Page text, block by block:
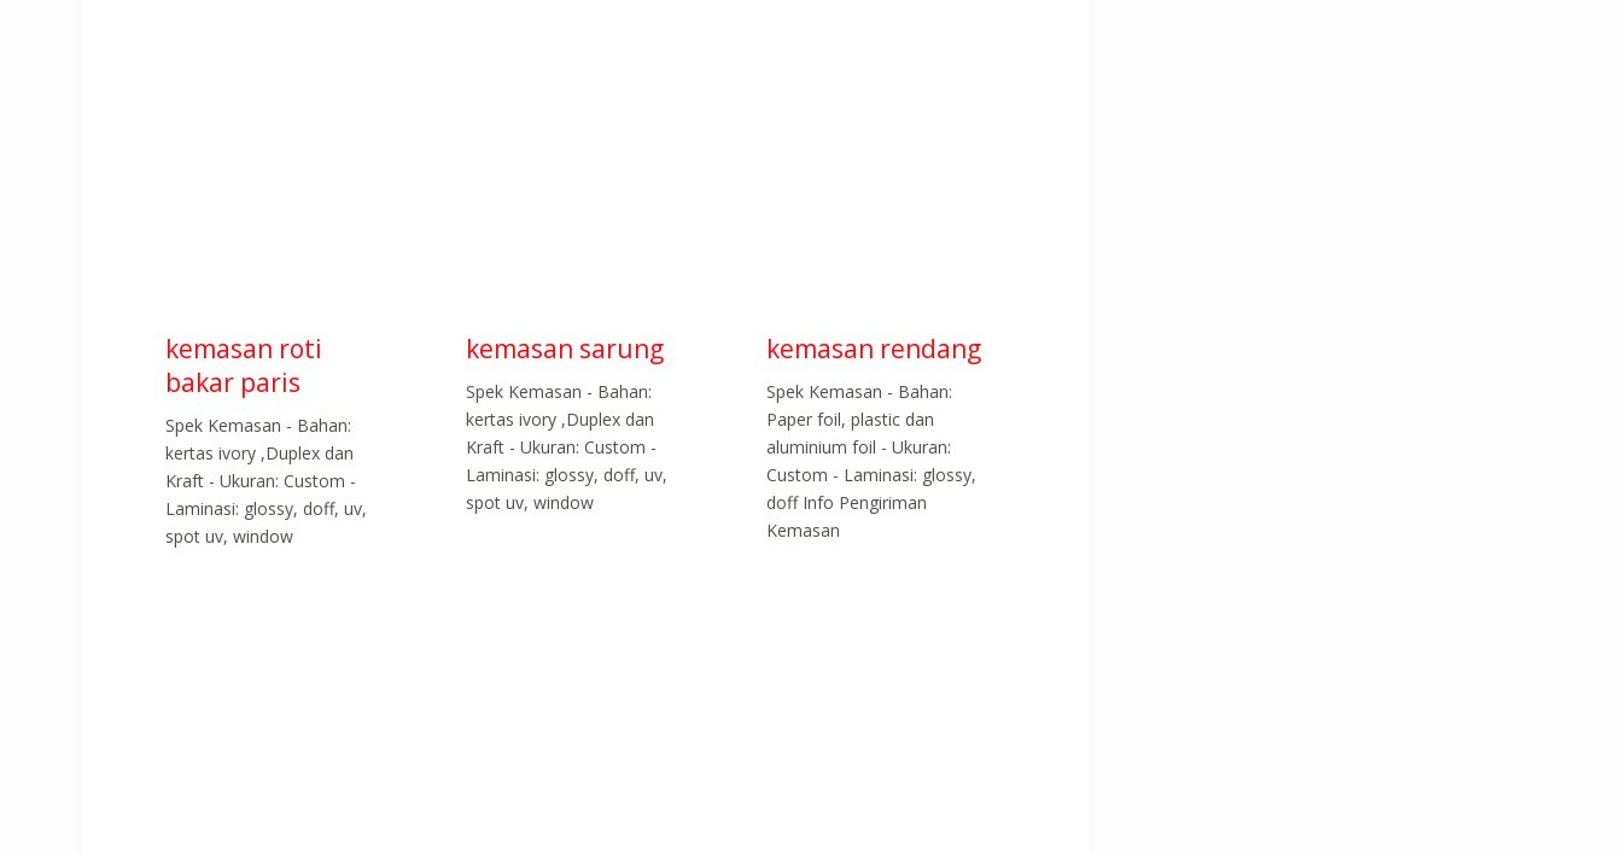
kemasan roti
bakar paris
Spek Kemasan - Bahan:
kertas ivory ,Duplex dan
Kraft - Ukuran: Custom -
Laminasi: glossy, doff, uv,
spot uv, window
kemasan sarung
Spek Kemasan - Bahan:
kertas ivory ,Duplex dan
Kraft - Ukuran: Custom -
Laminasi: glossy, doff, uv,
spot uv, window
kemasan rendang
Spek Kemasan - Bahan:
Paper foil, plastic dan
aluminium foil - Ukuran:
Custom - Laminasi: glossy,
doff Info Pengiriman
Kemasan